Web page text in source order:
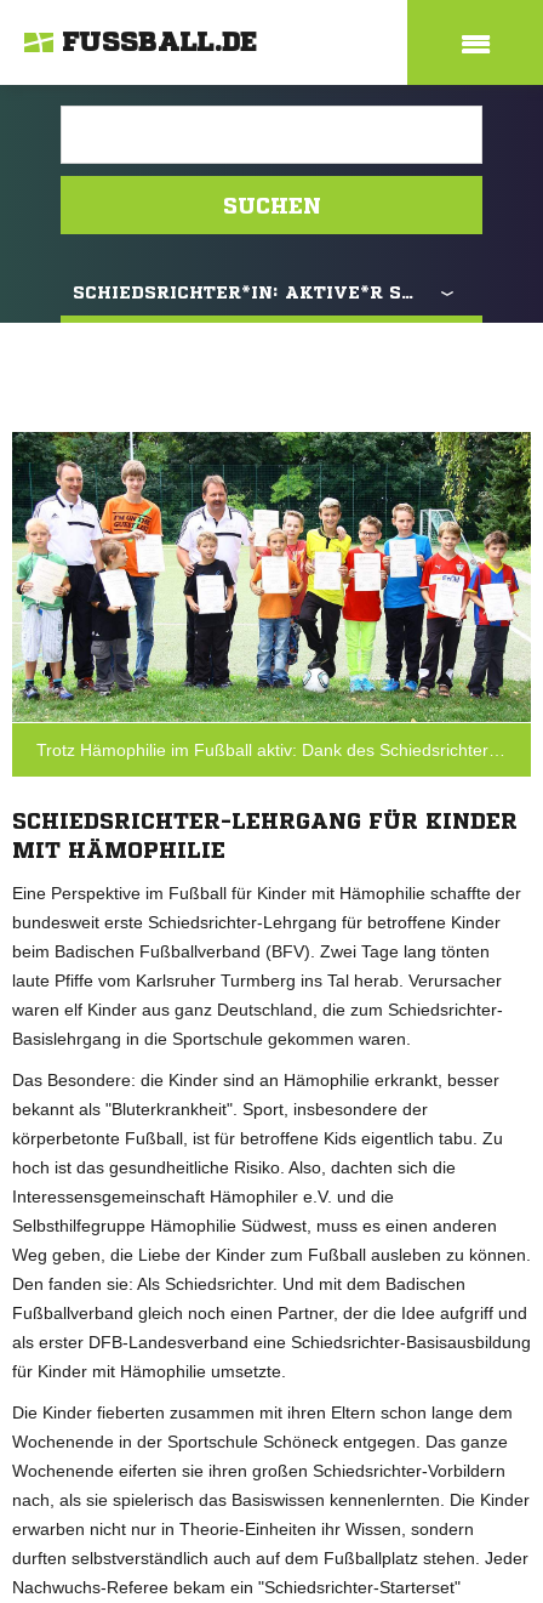
FUSSBALL.DE
SUCHEN
SCHIEDSRICHTER*IN: AKTIVE*R SCHIEDSRICHTER*IN
SCHIEDSRICHTER-LEHRGANG FÜR KINDER
MIT HÄMOPHILIE
Eine Perspektive im Fußball für Kinder mit Hämophilie schaffte der
bundesweit erste Schiedsrichter-Lehrgang für betroffene Kinder
beim Badischen Fußballverband (BFV). Zwei Tage lang tönten
laute Pfiffe vom Karlsruher Turmberg ins Tal herab. Verursacher
waren elf Kinder aus ganz Deutschland, die zum Schiedsrichter-
Basislehrgang in die Sportschule gekommen waren.
Das Besondere: die Kinder sind an Hämophilie erkrankt, besser
bekannt als "Bluterkrankheit". Sport, insbesondere der
körperbetonte Fußball, ist für betroffene Kids eigentlich tabu. Zu
hoch ist das gesundheitliche Risiko. Also, dachten sich die
Interessensgemeinschaft Hämophiler e.V. und die
Selbsthilfegruppe Hämophilie Südwest, muss es einen anderen
Weg geben, die Liebe der Kinder zum Fußball ausleben zu können.
Den fanden sie: Als Schiedsrichter. Und mit dem Badischen
Fußballverband gleich noch einen Partner, der die Idee aufgriff und
als erster DFB-Landesverband eine Schiedsrichter-Basisausbildung
für Kinder mit Hämophilie umsetzte.
Die Kinder fieberten zusammen mit ihren Eltern schon lange dem
Wochenende in der Sportschule Schöneck entgegen. Das ganze
Wochenende eiferten sie ihren großen Schiedsrichter-Vorbildern
nach, als sie spielerisch das Basiswissen kennenlernten. Die Kinder
erwarben nicht nur in Theorie-Einheiten ihr Wissen, sondern
durften selbstverständlich auch auf dem Fußballplatz stehen. Jeder
Nachwuchs-Referee bekam ein "Schiedsrichter-Starterset"